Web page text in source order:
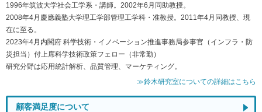
1996年筑波大学社会工学系・講師。2002年6月同助教授。
2008年4月慶應義塾大学理工学部管理工学科・准教授。2011年4月同教授、現
在に至る。
2023年4月内閣府 科学技術・イノベーション推進事務局参事官（インフラ・防
災担当）付上席科学技術政策フェロー（非常勤）
研究分野は応用統計解析、品質管理、マーケティング。
≫鈴木研究室についての詳細はこちら
顧客満足度について